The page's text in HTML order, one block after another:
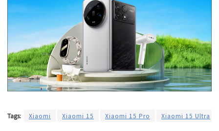
Tags: Xiaomi Xiaomi 15 Xiaomi 15 Pro Xiaomi 15 Ultra